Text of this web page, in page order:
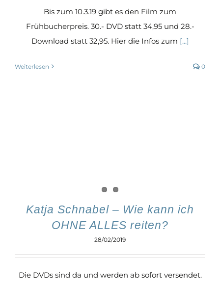
Bis zum 10.3.19 gibt es den Film zum
Frühbucherpreis. 30.- DVD statt 34,95 und 28.-
Download statt 32,95. Hier die Infos zum [...]
Weiterlesen 0
Katja Schnabel – Wie kann ich
OHNE ALLES reiten?
28/02/2019
Die DVDs sind da und werden ab sofort versendet.